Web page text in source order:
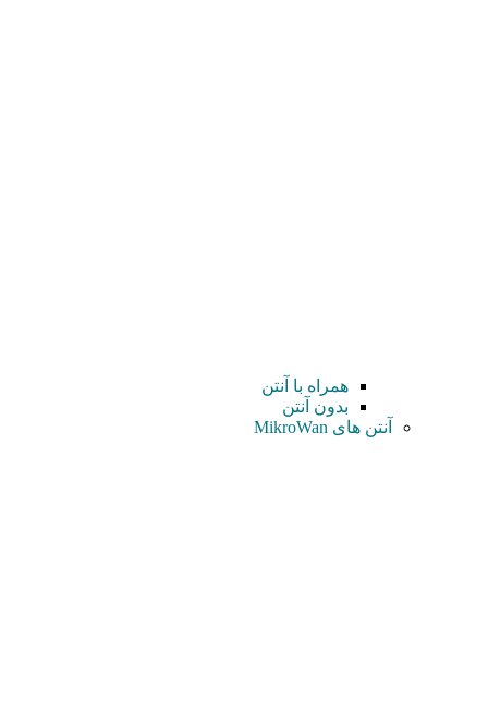
همراه با آنتن
بدون آنتن
آنتن های MikroWan